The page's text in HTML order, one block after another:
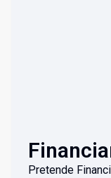
Pretende